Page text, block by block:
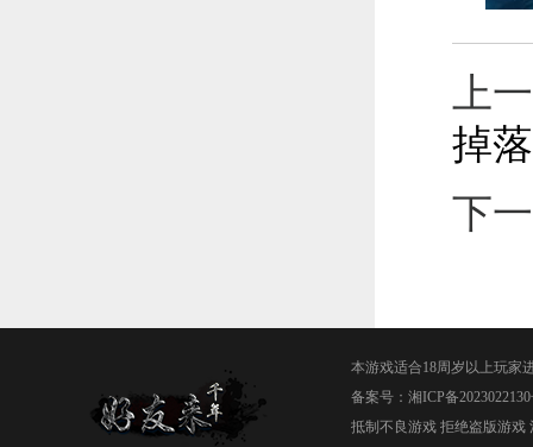
上
掉落
下
本游戏适合18周岁以上玩家
备案号： 湘ICP备
抵制不良游戏 拒绝盗版游戏